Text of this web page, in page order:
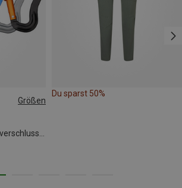
Größen
Du sparst 50%